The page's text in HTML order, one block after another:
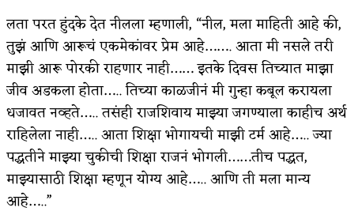
लता परत हुंदके देत नीलला म्हणाली, “नील, मला माहिती आहे की,
तुझं आणि आरूचं एकमेकांवर प्रेम आहे……. आता मी नसले तरी
माझी आरू पोरकी राहणार नाही…… इतके दिवस तिच्यात माझा
जीव अडकला होता….. तिच्या काळजीनं मी गुन्हा कबूल करायला
धजावत नव्हते….. तसंही राजशिवाय माझ्या जगण्याला काहीच अर्थ
राहिलेला नाही….. आता शिक्षा भोगायची माझी टर्म आहे….. ज्या
पद्धतीने माझ्या चुकीची शिक्षा राजनं भोगली……तीच पद्धत,
माझ्यासाठी शिक्षा म्हणून योग्य आहे….. आणि ती मला मान्य
आहे…..”